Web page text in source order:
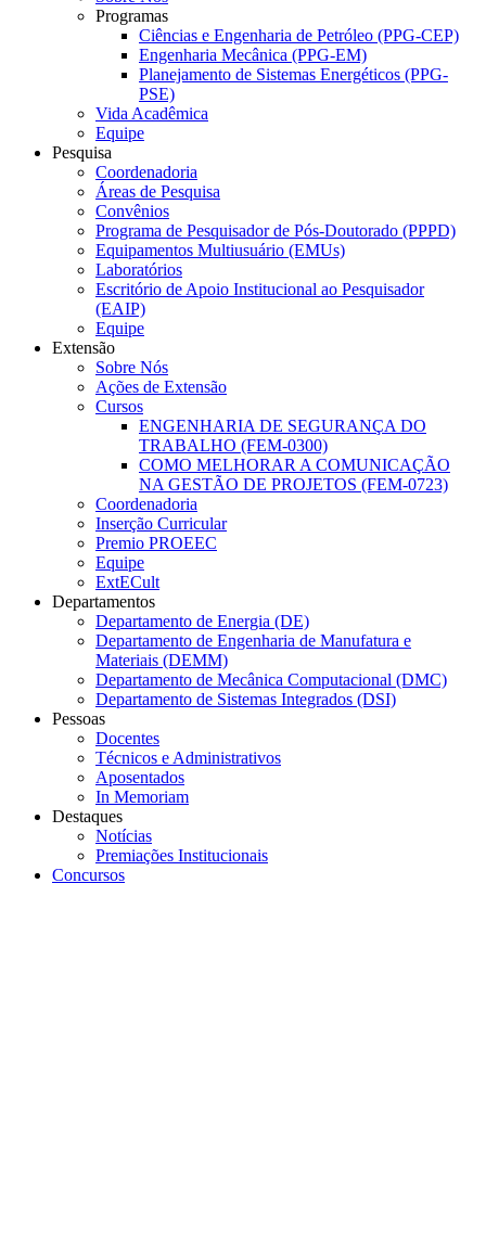
Programas
Ciências e Engenharia de Petróleo (PPG-CEP)
Engenharia Mecânica (PPG-EM)
Planejamento de Sistemas Energéticos (PPG-
PSE)
Vida Acadêmica
Equipe
Pesquisa
Coordenadoria
Áreas de Pesquisa
Convênios
Programa de Pesquisador de Pós-Doutorado (PPPD)
Equipamentos Multiusuário (EMUs)
Laboratórios
Escritório de Apoio Institucional ao Pesquisador
(EAIP)
Equipe
Extensão
Sobre Nós
Ações de Extensão
Cursos
ENGENHARIA DE SEGURANÇA DO
TRABALHO (FEM-0300)
COMO MELHORAR A COMUNICAÇÃO
NA GESTÃO DE PROJETOS (FEM-0723)
Coordenadoria
Inserção Curricular
Premio PROEEC
Equipe
ExtECult
Departamentos
Departamento de Energia (DE)
Departamento de Engenharia de Manufatura e
Materiais (DEMM)
Departamento de Mecânica Computacional (DMC)
Departamento de Sistemas Integrados (DSI)
Pessoas
Docentes
Técnicos e Administrativos
Aposentados
In Memoriam
Destaques
Notícias
Premiações Institucionais
Concursos